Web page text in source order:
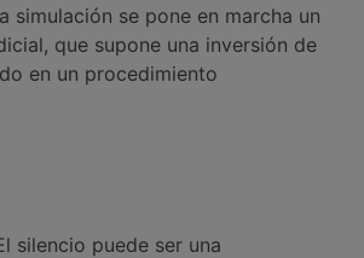
simulación se pone en marcha un
que supone una inversión de
en un procedimiento
silencio puede ser una